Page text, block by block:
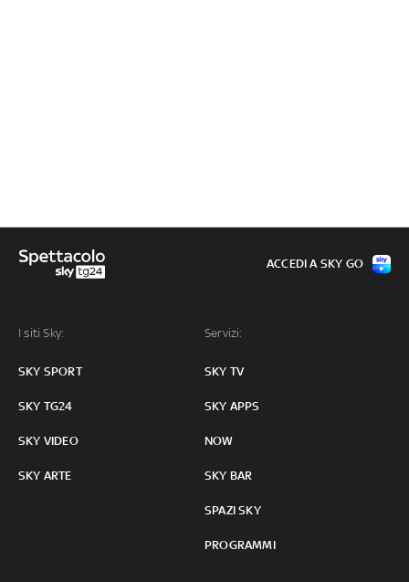
I siti Sky:
SKY SPORT
SKY TG24
SKY VIDEO
SKY ARTE
Servizi:
SKY TV
SKY APPS
NOW
SKY BAR
SPAZI SKY
PROGRAMMI
ACCEDI A SKY GO